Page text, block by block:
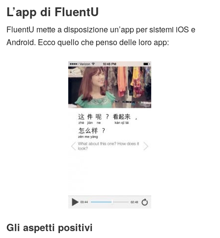
L’app di FluentU
FluentU mette a disposizione un’app per sistemi iOS e
Android. Ecco quello che penso delle loro app:
Gli aspetti positivi